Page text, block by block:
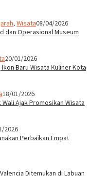
, Wisata08/04/2026
dan Operasional Museum
20/01/2026
Baru Wisata Kuliner Kota
18/01/2026
Ajak Promosikan Wisata
2026
Perbaikan Empat
Ditemukan di Labuan